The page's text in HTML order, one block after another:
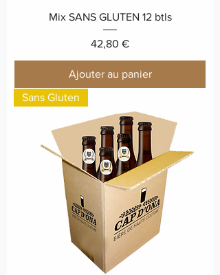
Mix SANS GLUTEN 12 btls
Prix
42,80 €
Ajouter au panier
Sans Gluten